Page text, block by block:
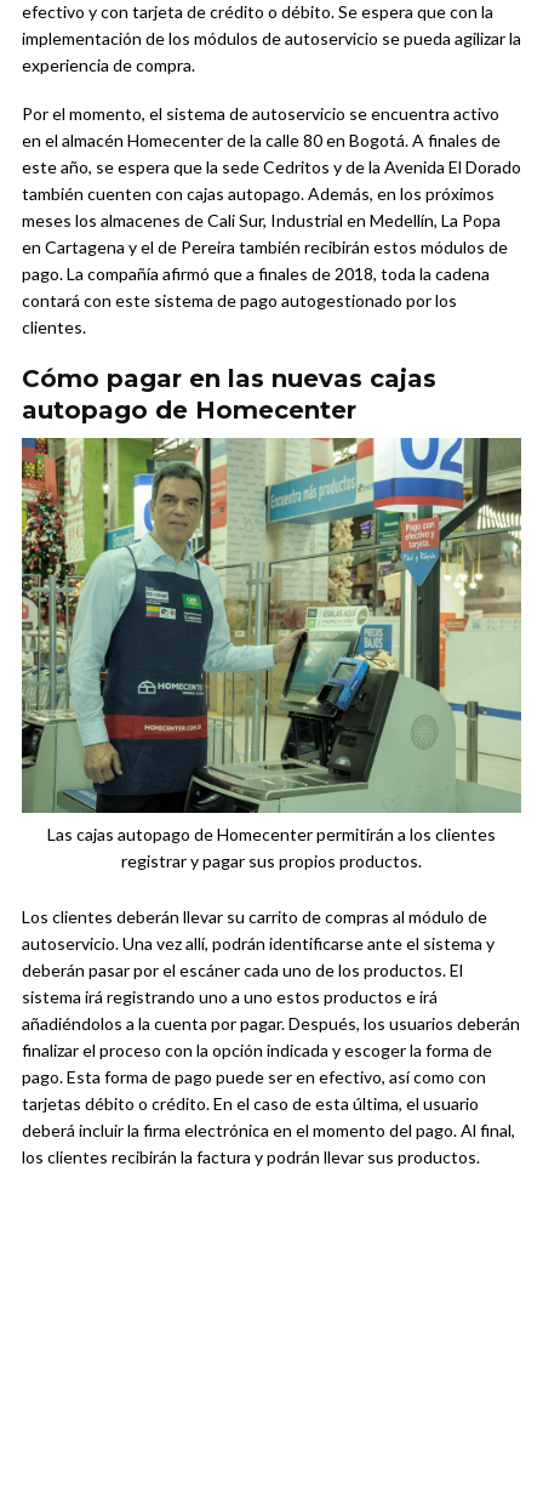
efectivo y con tarjeta de crédito o débito. Se espera que con la
implementación de los módulos de autoservicio se pueda agilizar la
experiencia de compra.
Por el momento, el sistema de autoservicio se encuentra activo
en el almacén Homecenter de la calle 80 en Bogotá. A finales de
este año, se espera que la sede Cedritos y de la Avenida El Dorado
también cuenten con cajas autopago. Además, en los próximos
meses los almacenes de Cali Sur, Industrial en Medellín, La Popa
en Cartagena y el de Pereira también recibirán estos módulos de
pago. La compañía afirmó que a finales de 2018, toda la cadena
contará con este sistema de pago autogestionado por los
clientes.
Cómo pagar en las nuevas cajas
autopago de Homecenter
Las cajas autopago de Homecenter permitirán a los clientes
registrar y pagar sus propios productos.
Los clientes deberán llevar su carrito de compras al módulo de
autoservicio. Una vez allí, podrán identificarse ante el sistema y
deberán pasar por el escáner cada uno de los productos. El
sistema irá registrando uno a uno estos productos e irá
añadiéndolos a la cuenta por pagar. Después, los usuarios deberán
finalizar el proceso con la opción indicada y escoger la forma de
pago. Esta forma de pago puede ser en efectivo, así como con
tarjetas débito o crédito. En el caso de esta última, el usuario
deberá incluir la firma electrónica en el momento del pago. Al final,
los clientes recibirán la factura y podrán llevar sus productos.